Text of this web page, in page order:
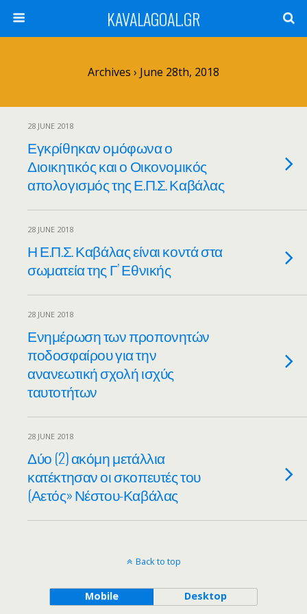
KAVALAGOAL.GR
Archives › June 28th, 2018
28 JUNE 2018
Εγκρίθηκαν ομόφωνα ο
Διοικητικός και ο Οικονομικός
απολογισμός της Ε.Π.Σ. Καβάλας
28 JUNE 2018
Η Ε.Π.Σ. Καβάλας είναι κοντά στα
σωματεία της Γ’ Εθνικής
28 JUNE 2018
Ενημέρωση των προπονητών
ποδοσφαίρου για την
ανανεωτική σχολή ισχύς
ταυτοτήτων
28 JUNE 2018
Δύο (2) ακόμη μετάλλια
κατέκτησαν οι σκοπευτές του
(Αετός» Νέστου-Καβάλας
Back to top
Mobile Desktop